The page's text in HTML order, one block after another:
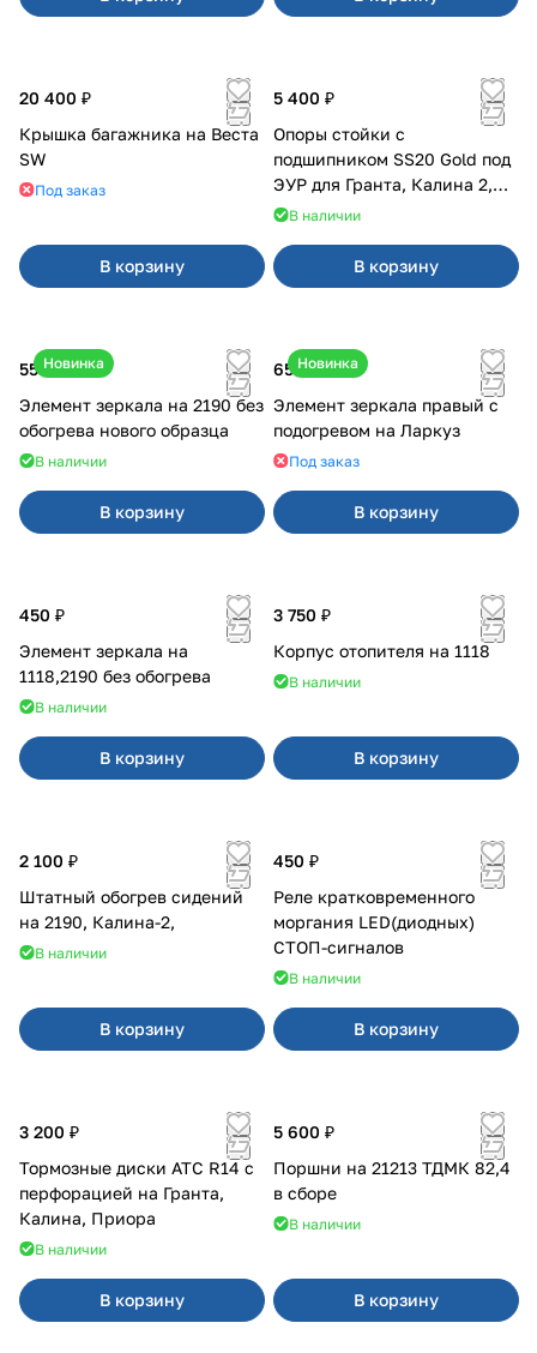
20 400 ₽
Крышка багажника на Веста
SW
Под заказ
В корзину
5 400 ₽
Опоры стойки с
подшипником SS20 Gold под
ЭУР для Гранта, Калина 2,
Datsun
В наличии
В корзину
Новинка
550 ₽
Элемент зеркала на 2190 без
обогрева нового образца
В наличии
В корзину
Новинка
650 ₽
Элемент зеркала правый с
подогревом на Ларкуз
Под заказ
В корзину
450 ₽
Элемент зеркала на
1118,2190 без обогрева
В наличии
В корзину
3 750 ₽
Корпус отопителя на 1118
В наличии
В корзину
2 100 ₽
Штатный обогрев сидений
на 2190, Калина-2,
В наличии
В корзину
450 ₽
Реле кратковременного
моргания LED(диодных)
СТОП-сигналов
В наличии
В корзину
3 200 ₽
Тормозные диски АТС R14 с
перфорацией на Гранта,
Калина, Приора
В наличии
В корзину
5 600 ₽
Поршни на 21213 ТДМК 82,4
в сборе
В наличии
В корзину